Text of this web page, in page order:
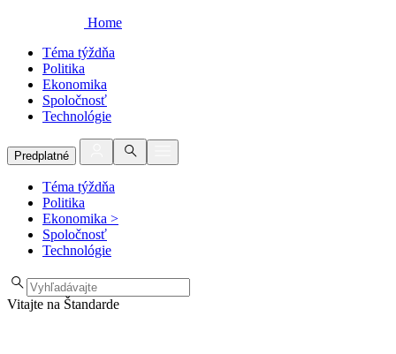
Home
Téma týždňa
Politika
Ekonomika
Spoločnosť
Technológie
Predplatné
Téma týždňa
Politika
Ekonomika >
Spoločnosť
Technológie
Vitajte na Štandarde